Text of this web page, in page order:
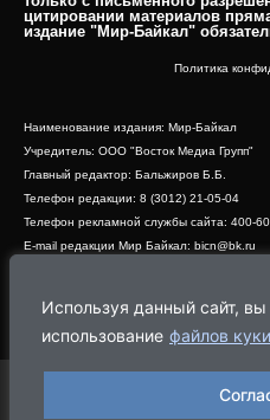
Используя данный сайт, вы
использование файлов куки
цитировании материалов
издание "Мир-Байкал"
Политика
Наименование издания: Мир-Байкал
Учредитель: ООО "Восток Медиа Групп"
Главный редактор: Бальжиров Б.Б.
Телефон редакции: 8 (3012) 21-05-04
Телефон рекламной службы сайта: 400-
E-mail редакции Мир Байкал: bicn@bk.ru
Адрес редакции: 670000, г. Улан-Удэ,